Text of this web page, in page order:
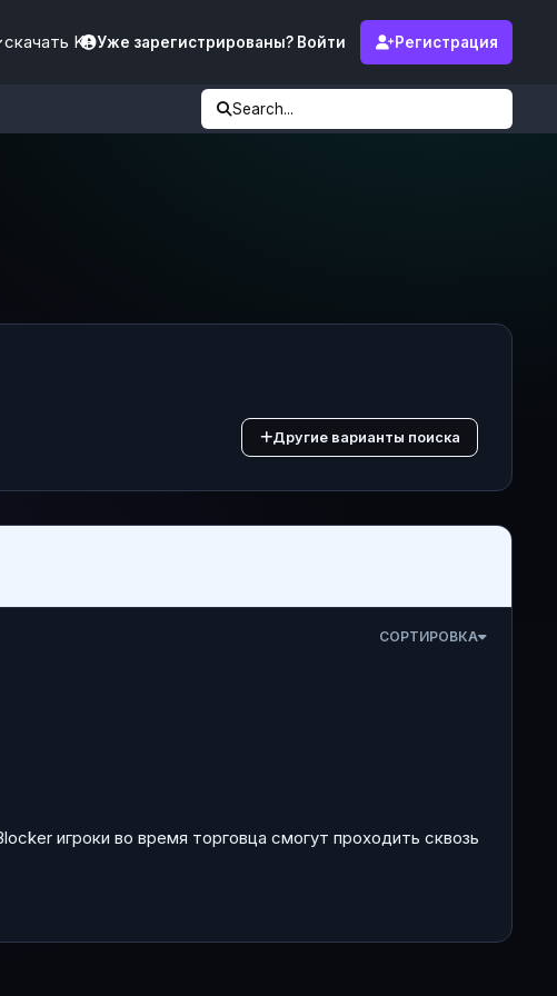
скачать KFУже зарегистрированы? Войти Регистрация
Search...
Другие варианты поиска
СОРТИРОВКА
игроки во время торговца смогут проходить сквозь